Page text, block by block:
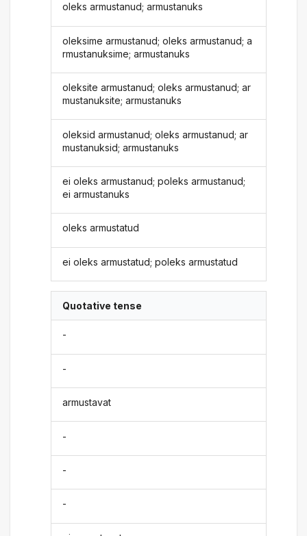
oleks armustanud; armustanuks
oleksime armustanud; oleks armustanud; a
rmustanuksime; armustanuks
oleksite armustanud; oleks armustanud; ar
mustanuksite; armustanuks
oleksid armustanud; oleks armustanud; ar
mustanuksid; armustanuks
ei oleks armustanud; poleks armustanud;
ei armustanuks
oleks armustatud
ei oleks armustatud; poleks armustatud
Quotative tense
-
-
armustavat
-
-
-